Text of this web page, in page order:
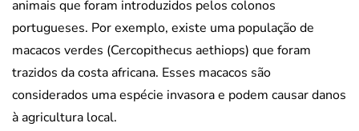
animais que foram introduzidos pelos colonos
portugueses. Por exemplo, existe uma população de
macacos verdes (Cercopithecus aethiops) que foram
trazidos da costa africana. Esses macacos são
considerados uma espécie invasora e podem causar danos
à agricultura local.